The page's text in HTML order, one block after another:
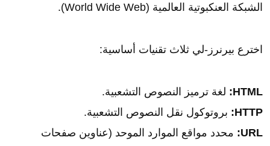
الشبكة العنكبوتية العالمية (World Wide Web).
اخترع بيرنرز-لي ثلاث تقنيات أساسية:
HTML:
لغة ترميز النصوص التشعبية.
HTTP:
بروتوكول نقل النصوص التشعبية.
URL:
محدد مواقع الموارد الموحد (عناوين صفحات